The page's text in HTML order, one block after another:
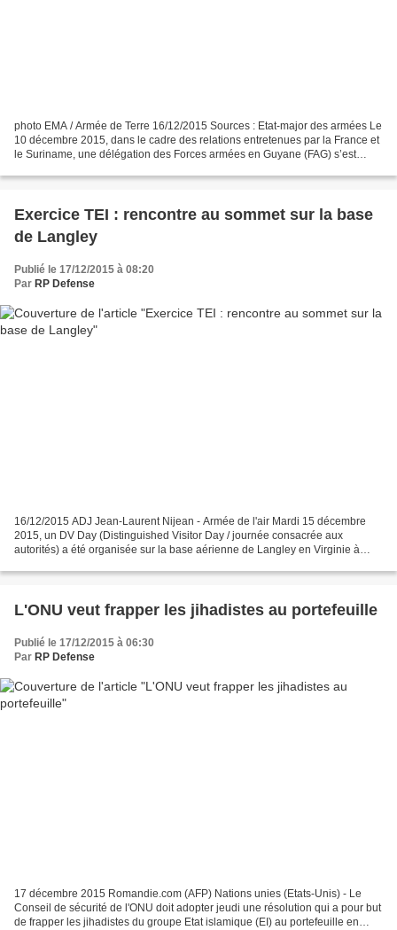
photo EMA / Armée de Terre 16/12/2015 Sources : Etat-major des armées Le
10 décembre 2015, dans le cadre des relations entretenues par la France et
le Suriname, une délégation des Forces armées en Guyane (FAG) s’est
Exercice TEI : rencontre au sommet sur la base
de Langley
Publié le 17/12/2015 à 08:20
Par RP Defense
16/12/2015 ADJ Jean-Laurent Nijean - Armée de l'air Mardi 15 décembre
2015, un DV Day (Distinguished Visitor Day / journée consacrée aux
autorités) a été organisée sur la base aérienne de Langley en Virginie à
L'ONU veut frapper les jihadistes au portefeuille
Publié le 17/12/2015 à 06:30
Par RP Defense
17 décembre 2015 Romandie.com (AFP) Nations unies (Etats-Unis) - Le
Conseil de sécurité de l'ONU doit adopter jeudi une résolution qui a pour but
de frapper les jihadistes du groupe Etat islamique (EI) au portefeuille en